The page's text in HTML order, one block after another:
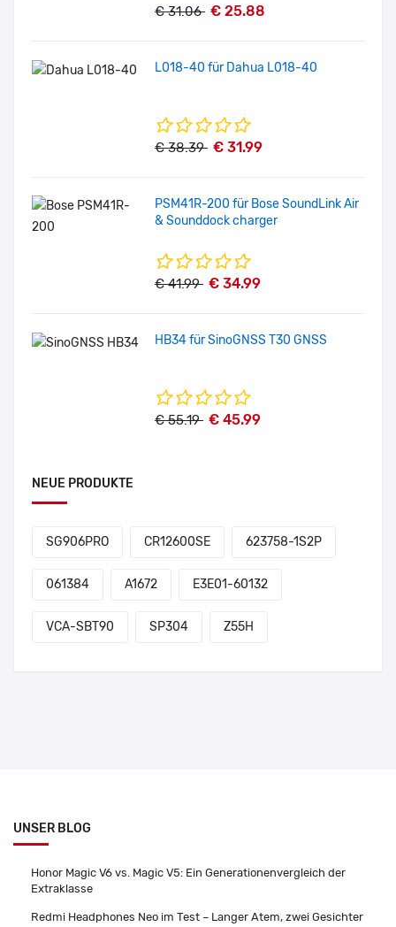
€ 31.06 € 25.88
L018-40 für Dahua L018-40
€ 38.39 € 31.99
PSM41R-200 für Bose SoundLink Air
& Sounddock charger
€ 41.99 € 34.99
HB34 für SinoGNSS T30 GNSS
€ 55.19 € 45.99
NEUE PRODUKTE
SG906PRO CR12600SE 623758-1S2P
061384 A1672 E3E01-60132
VCA-SBT90 SP304 Z55H
UNSER BLOG
Honor Magic V6 vs. Magic V5: Ein Generationenvergleich der
Extraklasse
Redmi Headphones Neo im Test – Langer Atem, zwei Gesichter